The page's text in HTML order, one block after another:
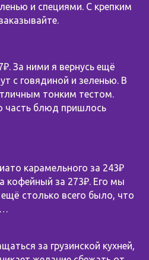
и специями. С крепким
За ними я вернусь ещё
с говядиной и зеленью. В
тонким тестом.
часть блюд пришлось
карамельного за 243₽
кофейный за 273₽. Его мы
столько всего было, что
за грузинской кухней,